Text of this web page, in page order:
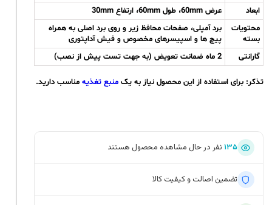
ابعاد
عرض 60mm، طول 60mm، ارتفاع 30mm
محتویات
بسته
برد آمپلی، صفحات محافظ زیر و روی برد اصلی به همراه
پیچ ها و اسپیسرهای مخصوص و فیش آداپتوری
گارانتی
2 ماه ضمانت تعویض (به جهت تست پیش از نصب)
تذکر:برای استفاده از این محصول نیاز به یکمنبع تغذیه مناسب دارید.
۱۳۵ نفر در حال مشاهده محصول هستند
تضمین اصالت و کیفیت کالا